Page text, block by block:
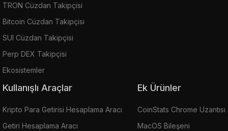
TRON Cüzdan Takipçisi
Bitcoin Cüzdan Takipçisi
SUI Cüzdan Takipçisi
Perp DEX Takipçisi
Ekosistemler
Kullanışlı Araçlar
Kripto Para Getirisi Hesaplama Aracı
Getiri Hesaplama Aracı
Ek Ürünler
CoinStats Chrome Uzantısı
MacOS Bileşeni